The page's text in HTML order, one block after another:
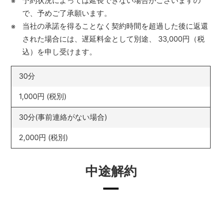
で、予めご了承願います。
当社の承諾を得ることなく契約時間を超過した後に返還
された場合には、遅延料金として別途、 33,000円（税
込）を申し受けます。
30分
1,000円 (税別)
30分(事前連絡がない場合)
2,000円 (税別)
中途解約